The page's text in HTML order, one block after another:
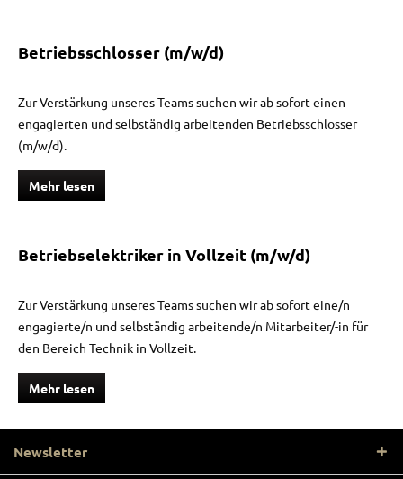
Betriebsschlosser (m/w/d)
Zur Verstärkung unseres Teams suchen wir ab sofort einen
engagierten und selbständig arbeitenden Betriebsschlosser
(m/w/d).
Mehr lesen
Betriebselektriker in Vollzeit (m/w/d)
Zur Verstärkung unseres Teams suchen wir ab sofort eine/n
engagierte/n und selbständig arbeitende/n Mitarbeiter/-in für
den Bereich Technik in Vollzeit.
Mehr lesen
Newsletter